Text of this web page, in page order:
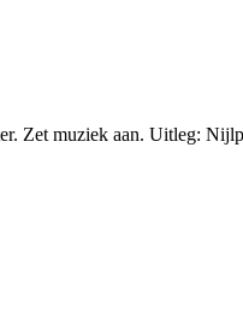
Zet muziek aan. Uitleg: